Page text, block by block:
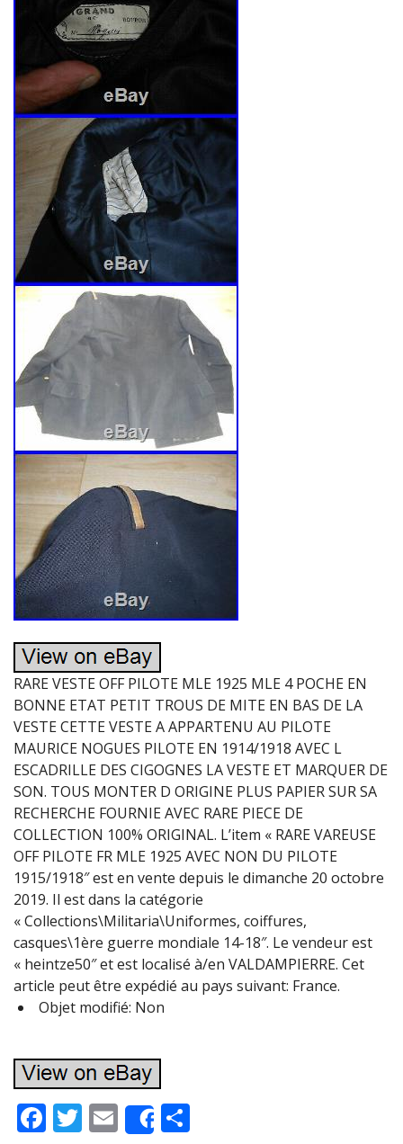
RARE VESTE OFF PILOTE MLE 1925 MLE 4 POCHE EN
BONNE ETAT PETIT TROUS DE MITE EN BAS DE LA
VESTE CETTE VESTE A APPARTENU AU PILOTE
MAURICE NOGUES PILOTE EN 1914/1918 AVEC L
ESCADRILLE DES CIGOGNES LA VESTE ET MARQUER DE
SON. TOUS MONTER D ORIGINE PLUS PAPIER SUR SA
RECHERCHE FOURNIE AVEC RARE PIECE DE
COLLECTION 100% ORIGINAL. L’item « RARE VAREUSE
OFF PILOTE FR MLE 1925 AVEC NON DU PILOTE
1915/1918″ est en vente depuis le dimanche 20 octobre
2019. Il est dans la catégorie
« Collections\Militaria\Uniformes, coiffures,
casques\1ère guerre mondiale 14-18″. Le vendeur est
« heintze50″ et est localisé à/en VALDAMPIERRE. Cet
article peut être expédié au pays suivant: France.
Objet modifié: Non
F T E Share